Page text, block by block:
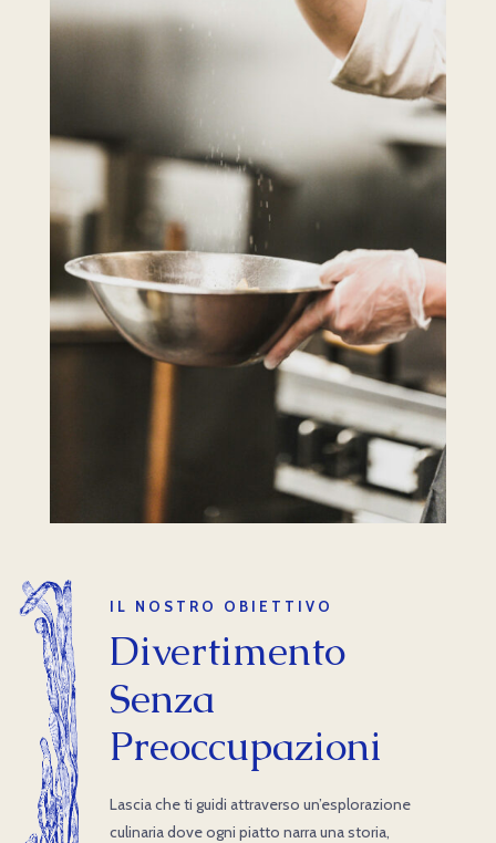
IL NOSTRO OBIETTIVO
Divertimento
Senza
Preoccupazioni
Lascia che ti guidi attraverso un’esplorazione
culinaria dove ogni piatto narra una storia,